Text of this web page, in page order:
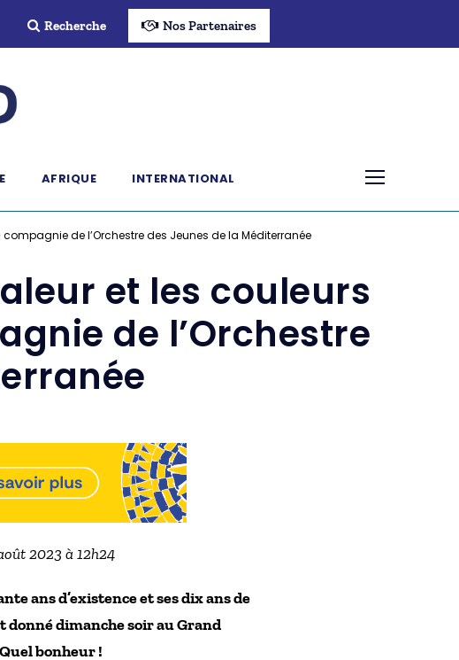
Recherche Nos Partenaires
AFRIQUE INTERNATIONAL
de l’Orchestre des Jeunes de la Méditerranée
et les couleurs
de l’Orchestre
2023 à 12h24
ans d’existence et ses dix ans de
donné dimanche soir au Grand
bonheur !